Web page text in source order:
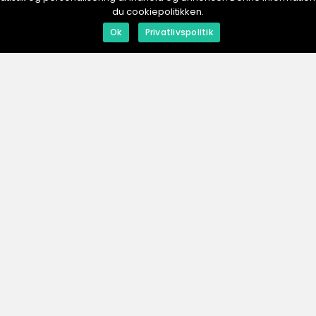
Rökpipor: En blick på traditionella Lyx och
du cookiepolitikken.
Ok Privatlivspolitik